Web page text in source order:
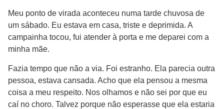
Meu ponto de virada aconteceu numa tarde chuvosa de
um sábado. Eu estava em casa, triste e deprimida. A
campainha tocou, fui atender à porta e me deparei com a
minha mãe.
Fazia tempo que não a via. Foi estranho. Ela parecia outra
pessoa, estava cansada. Acho que ela pensou a mesma
coisa a meu respeito. Nos olhamos e não sei por que eu
caí no choro. Talvez porque não esperasse que ela estaria